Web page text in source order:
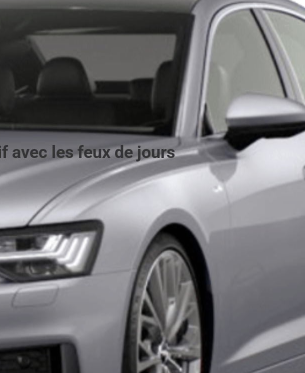
avec les feux de jours